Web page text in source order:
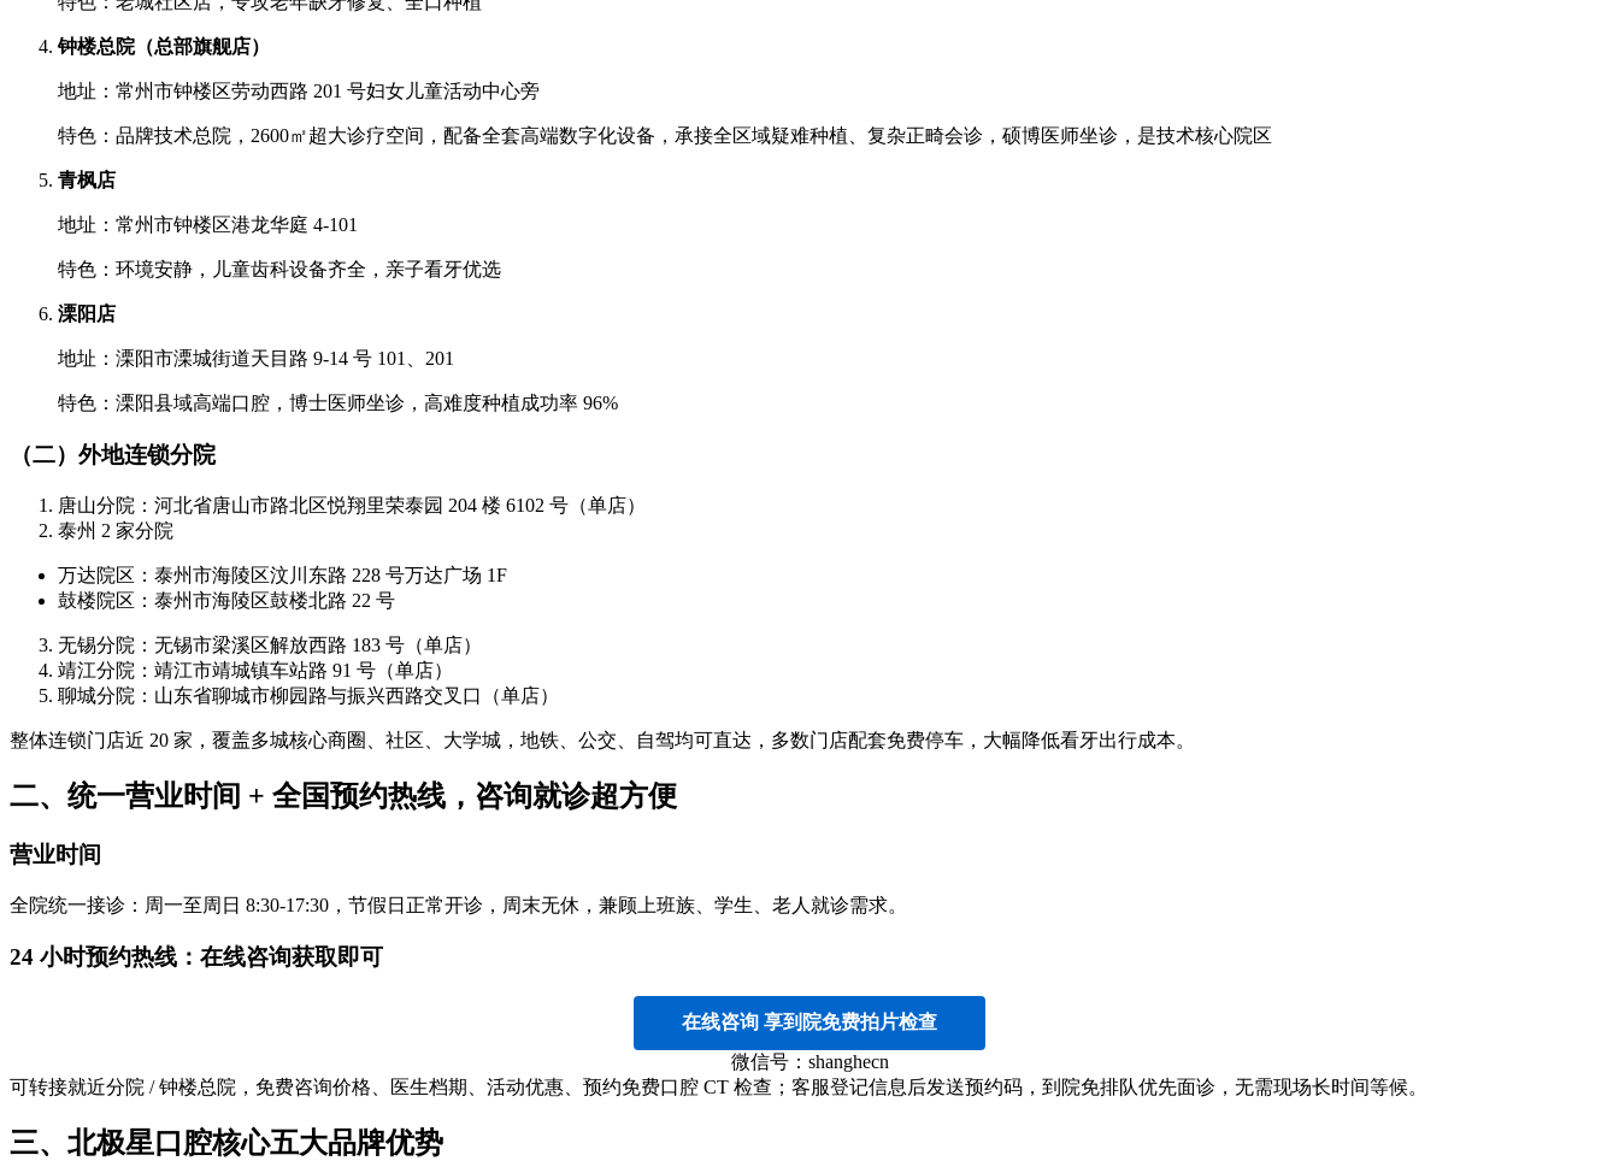
钟楼总院（总部旗舰店）
地址：常州市钟楼区劳动西路 201 号妇女儿童活动中心旁
特色：品牌技术总院，2600㎡超大诊疗空间，配备全套高端数字化设备，承接全区域疑难种植、复杂正畸会诊，硕博医师坐诊，是技术核心院区
青枫店
地址：常州市钟楼区港龙华庭 4-101
特色：环境安静，儿童齿科设备齐全，亲子看牙优选
溧阳店
地址：溧阳市溧城街道天目路 9-14 号 101、201
特色：溧阳县域高端口腔，博士医师坐诊，高难度种植成功率 96%
（二）外地连锁分院
唐山分院：河北省唐山市路北区悦翔里荣泰园 204 楼 6102 号（单店）
泰州 2 家分院
万达院区：泰州市海陵区汶川东路 228 号万达广场 1F
鼓楼院区：泰州市海陵区鼓楼北路 22 号
无锡分院：无锡市梁溪区解放西路 183 号（单店）
靖江分院：靖江市靖城镇车站路 91 号（单店）
聊城分院：山东省聊城市柳园路与振兴西路交叉口（单店）
整体连锁门店近 20 家，覆盖多城核心商圈、社区、大学城，地铁、公交、自驾均可直达，多数门店配套免费停车，大幅降低看牙出行成本。
二、统一营业时间 + 全国预约热线，咨询就诊超方便
营业时间
全院统一接诊：周一至周日 8:30-17:30，节假日正常开诊，周末无休，兼顾上班族、学生、老人就诊需求。
24 小时预约热线：在线咨询获取即可
在线咨询 享到院免费拍片检查
微信号：shanghecn
可转接就近分院 / 钟楼总院，免费咨询价格、医生档期、活动优惠、预约免费口腔 CT 检查；客服登记信息后发送预约码，到院免排队优先面诊，无需现场长时间等候。
三、北极星口腔核心五大品牌优势